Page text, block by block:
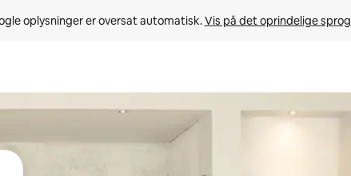
oplysninger er oversat automatisk. Vis på det oprindelige sprog